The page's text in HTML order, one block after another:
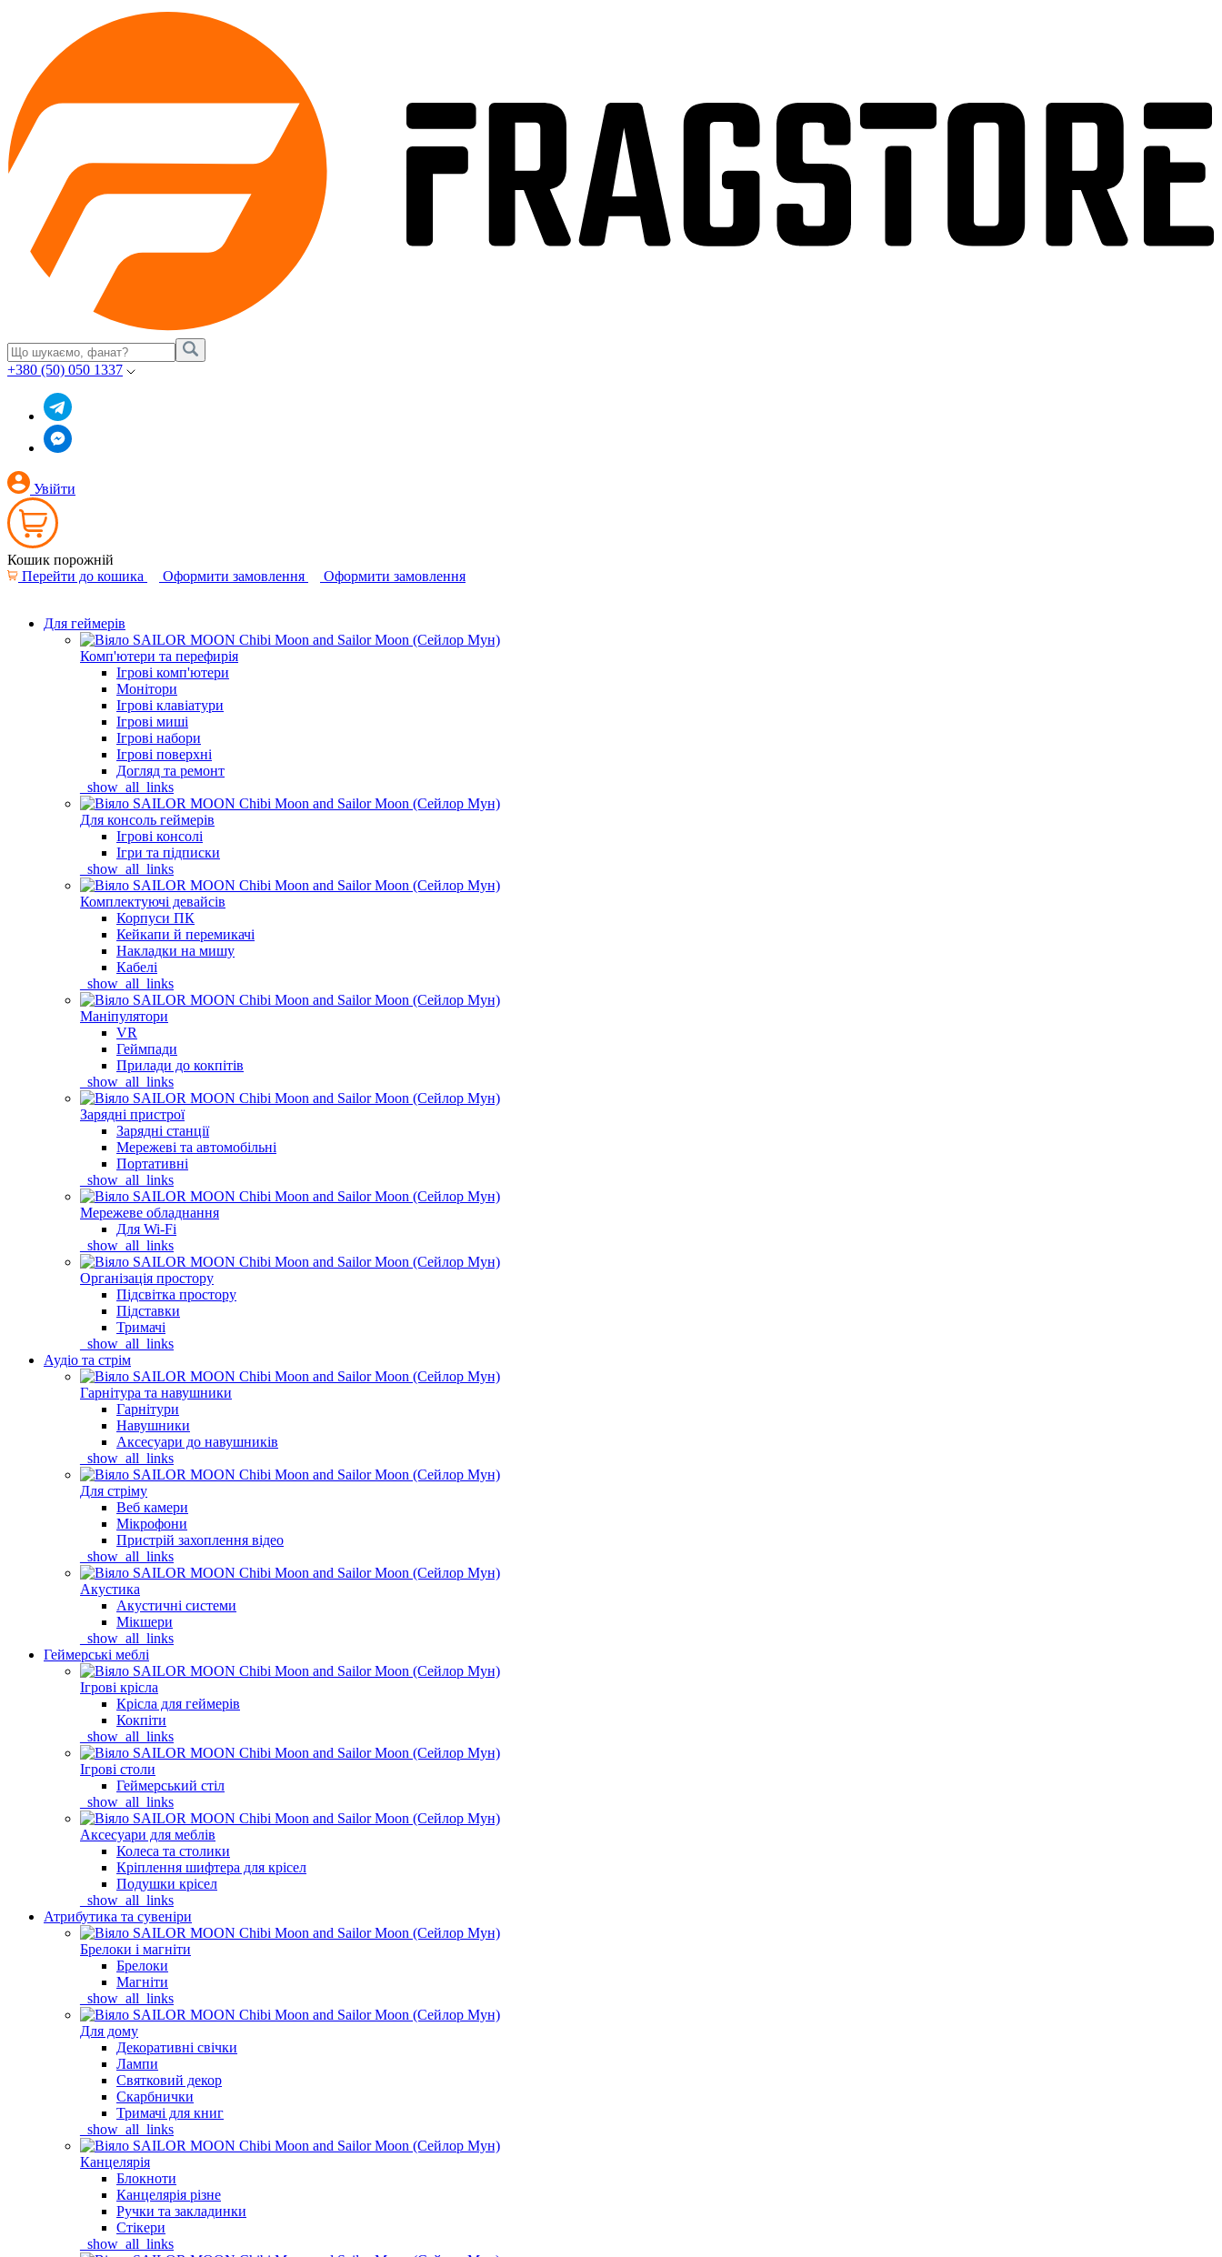
+380 (50) 050 1337
Увійти
Кошик порожній
Перейти до кошика
Оформити замовлення Оформити замовлення
Для геймерів
Комп'ютери та перефирія
Ігрові комп'ютери
Монітори
Ігрові клавіатури
Ігрові миші
Ігрові набори
Ігрові поверхні
Догляд та ремонт
_show_all_links
Для консоль геймерів
Ігрові консолі
Ігри та підписки
_show_all_links
Комплектуючі девайсів
Корпуси ПК
Кейкапи й перемикачі
Накладки на мишу
Кабелі
_show_all_links
Маніпулятори
VR
Геймпади
Прилади до кокпітів
_show_all_links
Зарядні пристрої
Зарядні станції
Мережеві та автомобільні
Портативні
_show_all_links
Мережеве обладнання
Для Wi-Fi
_show_all_links
Організація простору
Підсвітка простору
Підставки
Тримачі
_show_all_links
Аудіо та стрім
Гарнітура та навушники
Гарнітури
Навушники
Аксесуари до навушників
_show_all_links
Для стріму
Веб камери
Мікрофони
Пристрій захоплення відео
_show_all_links
Акустика
Акустичні системи
Мікшери
_show_all_links
Геймерські меблі
Ігрові крісла
Крісла для геймерів
Кокпіти
_show_all_links
Ігрові столи
Геймерський стіл
_show_all_links
Аксесуари для меблів
Колеса та столики
Кріплення шифтера для крісел
Подушки крісел
_show_all_links
Атрибутика та сувеніри
Брелоки і магніти
Брелоки
Магніти
_show_all_links
Для дому
Декоративні свічки
Лампи
Святковий декор
Скарбнички
Тримачі для книг
_show_all_links
Канцелярія
Блокноти
Канцелярія різне
Ручки та закладинки
Стікери
_show_all_links